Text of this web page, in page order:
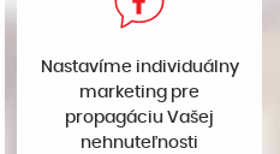
Nastavíme individuálny
marketing pre
propagáciu Vašej
nehnuteľnosti